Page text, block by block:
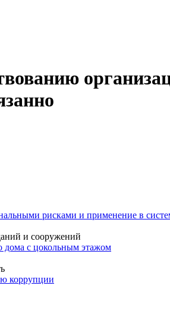
рисками и применение в
и сооружений
дома с цокольным этажом
коррупции